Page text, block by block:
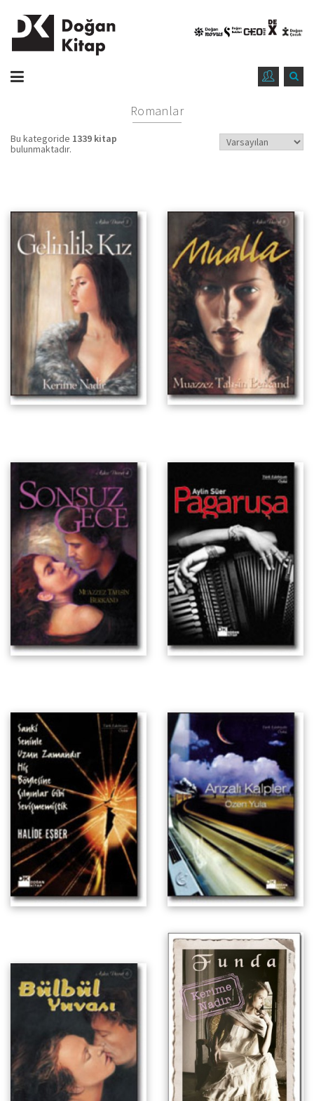
Romanlar
Bu kategoride 1339 kitap
bulunmaktadır.